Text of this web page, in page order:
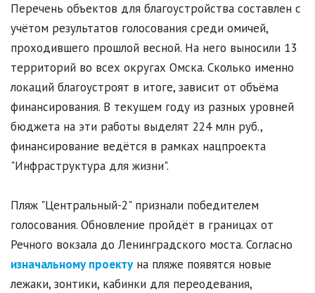
Перечень объектов для благоустройства составлен с
учётом результатов голосования среди омичей,
проходившего прошлой весной. На него выносили 13
территорий во всех округах Омска. Сколько именно
локаций благоустроят в итоге, зависит от объёма
финансирования. В текущем году из разных уровней
бюджета на эти работы выделят 224 млн руб.,
финансирование ведётся в рамках нацпроекта
"Инфраструктура для жизни".
Пляж "Центральный-2" признали победителем
голосования. Обновление пройдёт в границах от
Речного вокзала до Ленинградского моста. Согласно
изначальному проектуна пляже появятся новые
лежаки, зонтики, кабинки для переодевания,